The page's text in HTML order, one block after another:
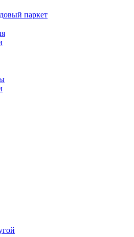
паркет